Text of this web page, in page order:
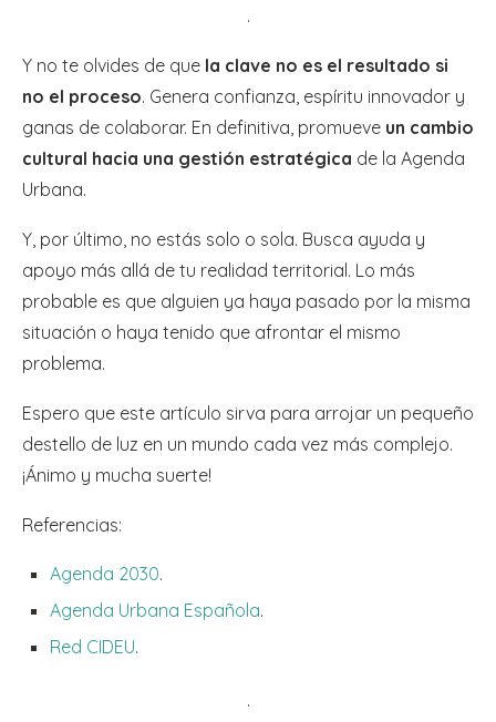
.
Y no te olvides de que la clave no es el resultado si
no el proceso. Genera confianza, espíritu innovador y
ganas de colaborar. En definitiva, promueve un cambio
cultural hacia una gestión estratégica de la Agenda
Urbana.
Y, por último, no estás solo o sola. Busca ayuda y
apoyo más allá de tu realidad territorial. Lo más
probable es que alguien ya haya pasado por la misma
situación o haya tenido que afrontar el mismo
problema.
Espero que este artículo sirva para arrojar un pequeño
destello de luz en un mundo cada vez más complejo.
¡Ánimo y mucha suerte!
Referencias:
Agenda 2030.
Agenda Urbana Española.
Red CIDEU.
.